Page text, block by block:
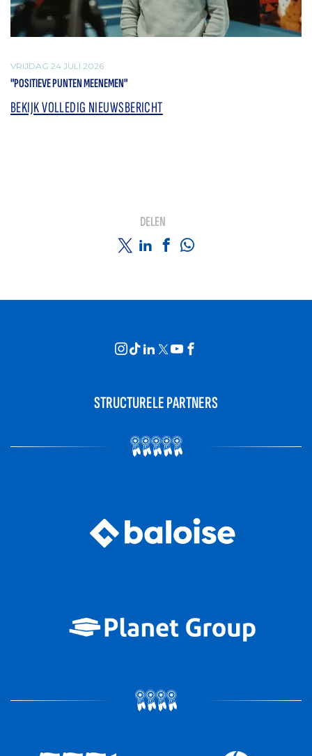
VRIJDAG 24 JULI 2026
"POSITIEVE PUNTEN MEENEMEN"
BEKIJK VOLLEDIG NIEUWSBERICHT
DELEN
STRUCTURELE PARTNERS